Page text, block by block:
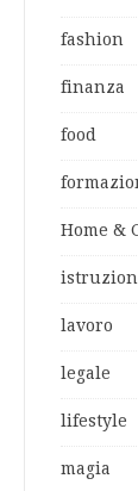
fashion
finanza
food
Home &
lavoro
legale
lifestyle
magia